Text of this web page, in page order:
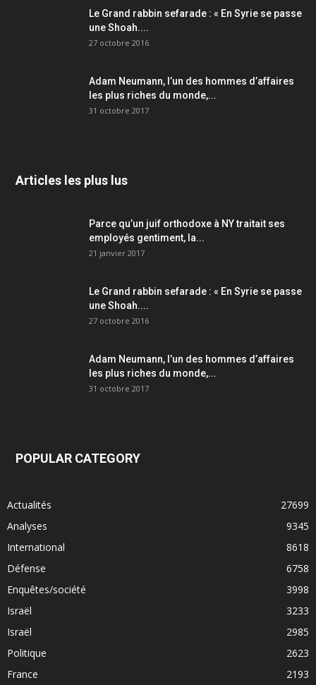
Le Grand rabbin sefarade : « En Syrie se passe
une Shoah....
27 octobre 2016
Adam Neumann, l’un des hommes d’affaires
les plus riches du monde,...
31 octobre 2017
Articles les plus lus
Parce qu’un juif orthodoxe à NY traitait ses
employés gentiment, la...
21 janvier 2017
Le Grand rabbin sefarade : « En Syrie se passe
une Shoah....
27 octobre 2016
Adam Neumann, l’un des hommes d’affaires
les plus riches du monde,...
31 octobre 2017
POPULAR CATEGORY
Actualités
27699
Analyses
9345
International
8618
Défense
6758
Enquêtes/société
3998
Israël
3233
Israël
2985
Politique
2623
France
2193